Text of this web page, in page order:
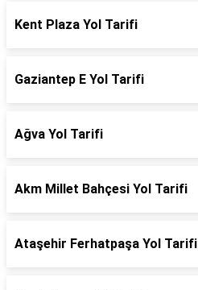
Kent Plaza Yol Tarifi
Gaziantep E Yol Tarifi
Ağva Yol Tarifi
Akm Millet Bahçesi Yol Tarifi
Ataşehir Ferhatpaşa Yol Tarifi